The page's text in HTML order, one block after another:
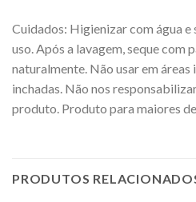
Cuidados: Higienizar com água e
uso. Após a lavagem, seque com
naturalmente. Não usar em
inchadas. Não nos
produto. Produto para maiores de
PRODUTOS